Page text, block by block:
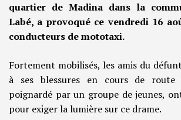
quartier de Madina dans la
Labé, a provoqué ce vendredi 16
conducteurs de mototaxi.
Fortement mobilisés, les amis du
à ses blessures en cours de
poignardé par un groupe de jeunes,
pour exiger la lumière sur ce drame.